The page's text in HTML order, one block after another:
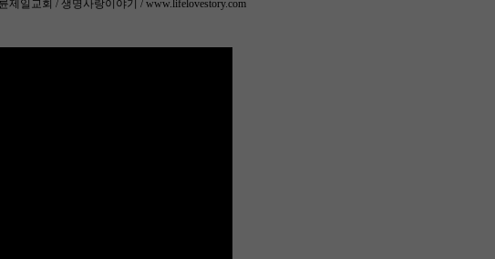
제일교회 / 생명사랑이야기 / www.lifelovestory.com